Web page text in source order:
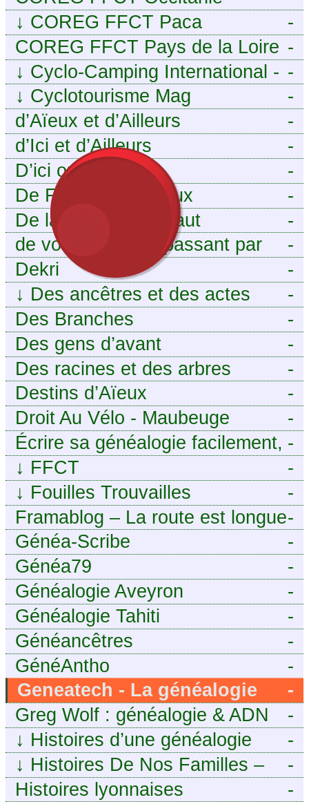
-
↓ COREG FFCT Paca
-
COREG FFCT Pays de la Loire
-
↓ Cyclo-Camping International -
Le voyage à vélo
-
↓ Cyclotourisme Mag
-
d’Aïeux et d’Ailleurs
-
d’Ici et d’Ailleurs
-
D’ici ou d’ailleurs
-
De France et d’Aïeux
-
De la Baïse à l’Escaut
-
de vous aieux en passant par
moi
-
Dekri
-
↓ Des ancêtres et des actes
-
Des Branches
-
Des gens d’avant
-
Des racines et des arbres
-
Destins d’Aïeux
-
Droit Au Vélo - Maubeuge
Sambre-Avesnois
-
Écrire sa généalogie facilement,
sans stress avec Généalordi
-
↓ FFCT
-
↓ Fouilles Trouvailles
-
Framablog – La route est longue
mais la voie est libre…
-
Généa-Scribe
-
Généa79
-
Généalogie Aveyron
-
Généalogie Tahiti
-
Généancêtres
-
GénéAntho
-
Geneatech - La généalogie
numérique à portée de tous
-
Greg Wolf : généalogie & ADN
-
↓ Histoires d’une généalogie
Léonarde
-
↓ Histoires De Nos Familles –
Blog de généalogie
-
Histoires lyonnaises